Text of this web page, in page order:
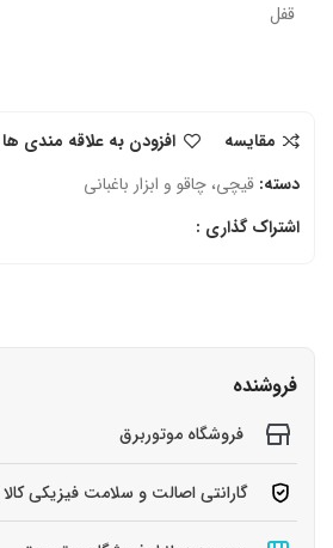
قفل
مقایسه
افزودن به علاقه مندی ها
دسته: قیچی‌، چاقو و ابزار باغبانی
اشتراک گذاری :
فروشنده
فروشگاه موتوربرق
گارانتی اصالت و سلامت فیزیکی کالا